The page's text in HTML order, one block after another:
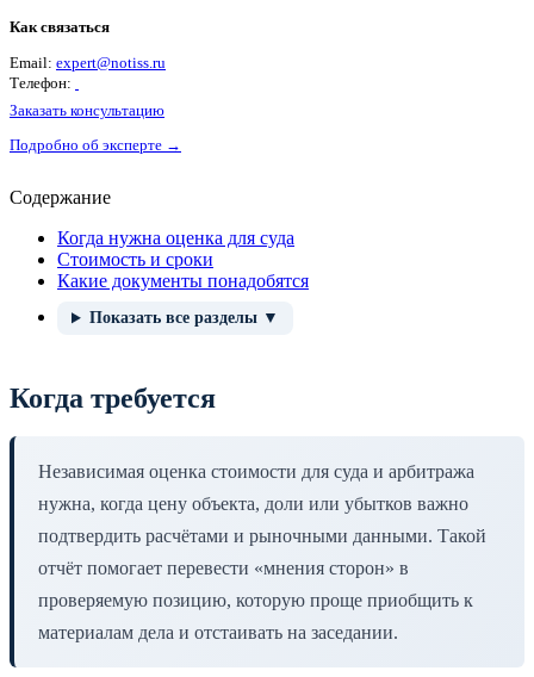
Как связаться
Email: expert@notiss.ru
Телефон:
Заказать консультацию
Подробно об эксперте →
Содержание
Когда нужна оценка для суда
Стоимость и сроки
Какие документы понадобятся
Показать все разделы ▼
Когда требуется
Независимая оценка стоимости для суда и арбитража
нужна, когда цену объекта, доли или убытков важно
подтвердить расчётами и рыночными данными. Такой
отчёт помогает перевести «мнения сторон» в
проверяемую позицию, которую проще приобщить к
материалам дела и отстаивать на заседании.